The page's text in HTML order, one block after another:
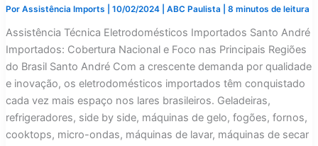
Por Assistência Imports 10/02/2024 ABC Paulista 8 minutos de leitura
Assistência Técnica Eletrodomésticos Importados Santo André
Importados: Cobertura Nacional e Foco nas Principais Regiões
do Brasil Santo André Com a crescente demanda por qualidade
e inovação, os eletrodomésticos importados têm conquistado
cada vez mais espaço nos lares brasileiros. Geladeiras,
refrigeradores, side by side, máquinas de gelo, fogões, fornos,
cooktops, micro-ondas, máquinas de lavar, máquinas de secar